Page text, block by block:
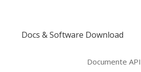
Docs & Software Download
Documente API